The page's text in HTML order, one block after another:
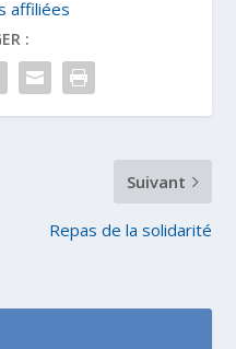
affiliées
:
Suivant
Repas de la solidarité